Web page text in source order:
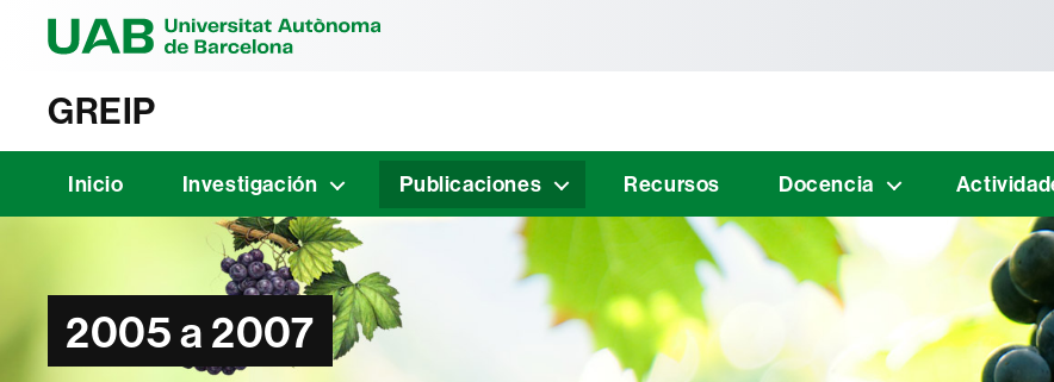
GREIP
Inicio Investigación Publicaciones Recursos Docencia
2005 a 2007